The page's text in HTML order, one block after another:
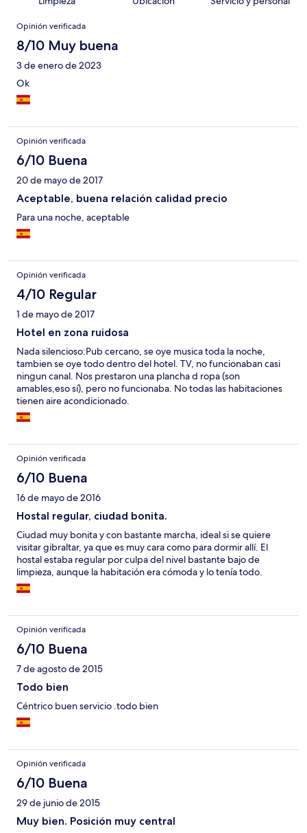
Opiniones
Opinión verificada
8/10 Muy buena
3 de enero de 2023
Ok
Opinión verificada
6/10 Buena
20 de mayo de 2017
Aceptable, buena relación calidad precio
Para una noche, aceptable
Opinión verificada
4/10 Regular
1 de mayo de 2017
Hotel en zona ruidosa
Nada silencioso:Pub cercano, se oye musica toda la noche,
tambien se oye todo dentro del hotel. TV, no funcionaban casi
ningun canal. Nos prestaron una plancha d ropa (son
amables,eso sí), pero no funcionaba. No todas las habitaciones
tienen aire acondicionado.
Opinión verificada
6/10 Buena
16 de mayo de 2016
Hostal regular, ciudad bonita.
Ciudad muy bonita y con bastante marcha, ideal si se quiere
visitar gibraltar, ya que es muy cara como para dormir allí. El
hostal estaba regular por culpa del nivel bastante bajo de
limpieza, aunque la habitación era cómoda y lo tenía todo.
Opinión verificada
6/10 Buena
7 de agosto de 2015
Todo bien
Céntrico buen servicio .todo bien
Opinión verificada
6/10 Buena
29 de junio de 2015
Muy bien. Posición muy central